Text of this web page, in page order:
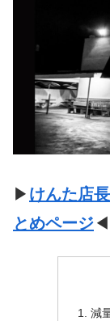
▶ けんた店
とめページ◀
減